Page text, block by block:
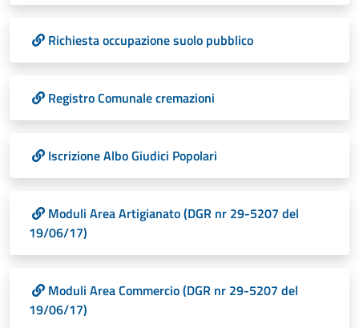
Richiesta occupazione suolo pubblico
Registro Comunale cremazioni
Iscrizione Albo Giudici Popolari
Moduli Area Artigianato (DGR nr 29-5207 del
19/06/17)
Moduli Area Commercio (DGR nr 29-5207 del
19/06/17)